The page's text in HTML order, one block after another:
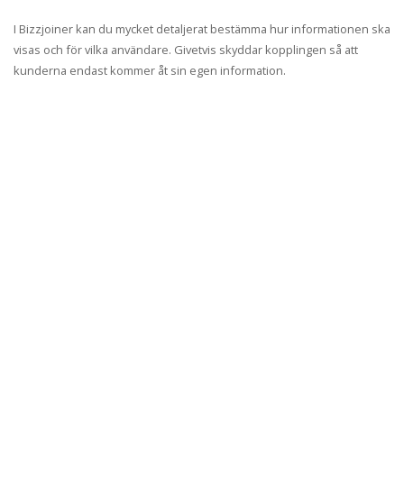
I Bizzjoiner kan du mycket detaljerat bestämma hur informationen ska
visas och för vilka användare. Givetvis skyddar kopplingen så att
kunderna endast kommer åt sin egen information.